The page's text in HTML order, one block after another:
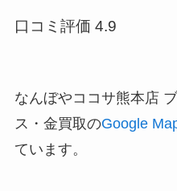
口コミ評価 4.9
なんぼやココサ熊本店
ス・金買取のGoogle
ています。